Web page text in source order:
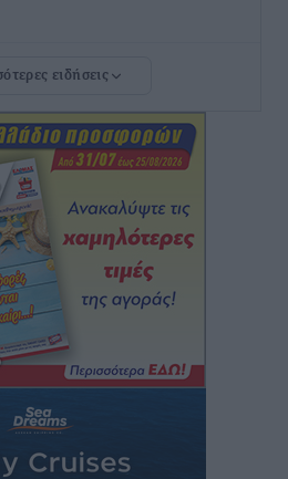
– Εκεί που το καλοκαίρι
ώρες
34% οι μεταναστευτικές
κέρδισε αποζημίωση 900
ξαπλώστρες στις
του
ώρες
ειδήσεις